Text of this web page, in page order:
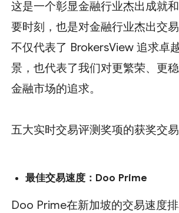
这是一个彰显金融行业杰出成就
要时刻，也是对金融行业杰出交
不仅代表了 BrokersView 追求卓
景，也代表了我们对更繁荣、更
金融市场的追求。
五大实时交易评测奖项的获奖交易
最佳交易速度： Doo Prime
Doo Prime在新加坡的交易速度排